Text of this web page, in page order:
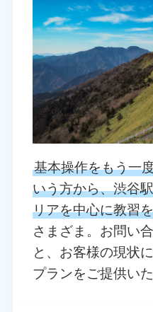
基本操作をもう一
いう方から、渋谷
リアを中心に教習
さまざま。お問い
と、お客様の現状
プランをご提供いた